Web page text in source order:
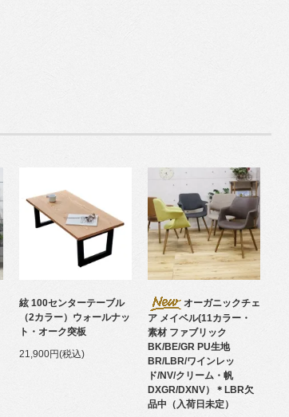
絃 100センターテーブル
（2カラー）ウォールナッ
ト・オーク突板
21,900円(税込)
オーガニックチェ
ア メイベル(11カラー・
素材 ファブリック
BK/BE/GR PU生地
BR/LBR/ワインレッ
ド/NV/クリーム・帆
DXGR/DXNV）＊LBR欠
品中（入荷日未定）